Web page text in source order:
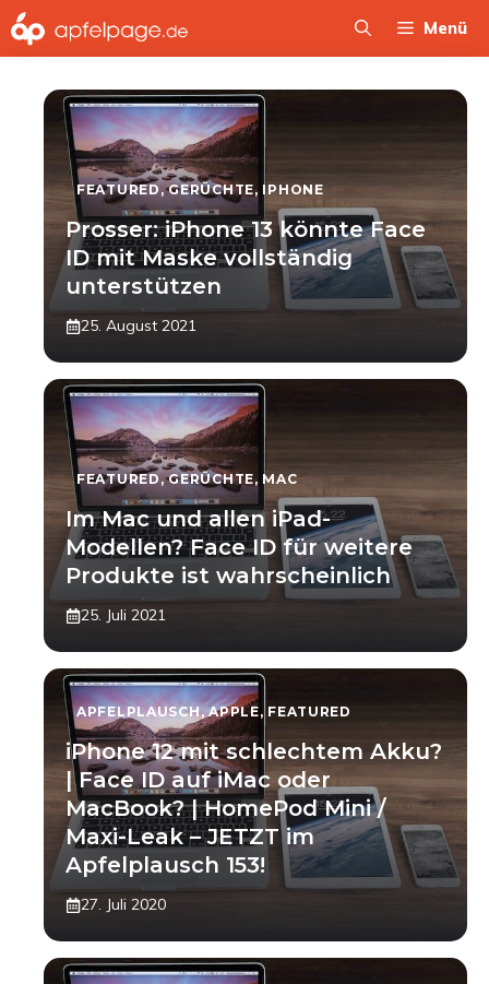
Zum
Inhalt
Menü
FEATURED,GERÜCHTE, IPHONE
Prosser: iPhone 13 könnte Face
ID mit Maske vollständig
unterstützen
25. August 2021
FEATURED,GERÜCHTE, MAC
Im Mac und allen iPad-
Modellen? Face ID für weitere
Produkte ist wahrscheinlich
25. Juli 2021
APFELPLAUSCH,APPLE, FEATURED
iPhone 12 mit schlechtem Akku?
| Face ID auf iMac oder
MacBook? | HomePod Mini /
Maxi-Leak – JETZT im
Apfelplausch 153!
27. Juli 2020